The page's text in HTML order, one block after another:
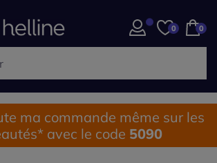
0 0
ma commande même sur les
avec le code 5090